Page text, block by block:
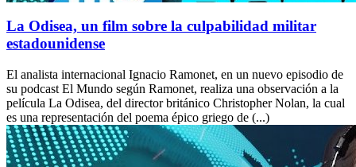
La Odisea, un film sobre la culpabilidad militar
estadounidense
El analista internacional Ignacio Ramonet, en un nuevo episodio de
su podcast El Mundo según Ramonet, realiza una observación a la
película La Odisea, del director británico Christopher Nolan, la cual
es una representación del poema épico griego de (...)